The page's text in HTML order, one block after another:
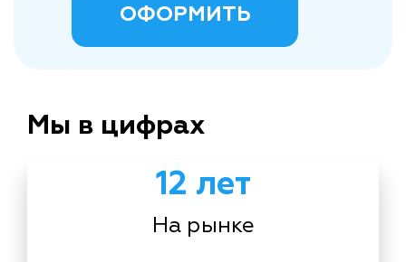
ОФОРМИТЬ
Мы в цифрах
12 лет
На рынке